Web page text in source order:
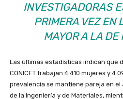
INVESTIGADORAS
PRIMERA VEZ EN
MAYOR A LA DE
Las últimas estadísticas indican que
CONICET trabajan 4.410 mujeres y
prevalencia se mantiene pareja en el
de la Ingeniería y de Materiales,